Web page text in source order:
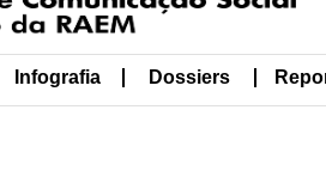
Infografia Dossiers